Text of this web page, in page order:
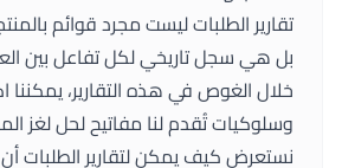
تقارير الطلبات ليست مجرد قوائم
بل هي سجل تاريخي لكل تفاعل بين
خلال الغوص في هذه التقارير،
وسلوكيات تُقدم لنا مفاتيح لحل لغز
نستعرض كيف يمكن لتقارير الطلبات